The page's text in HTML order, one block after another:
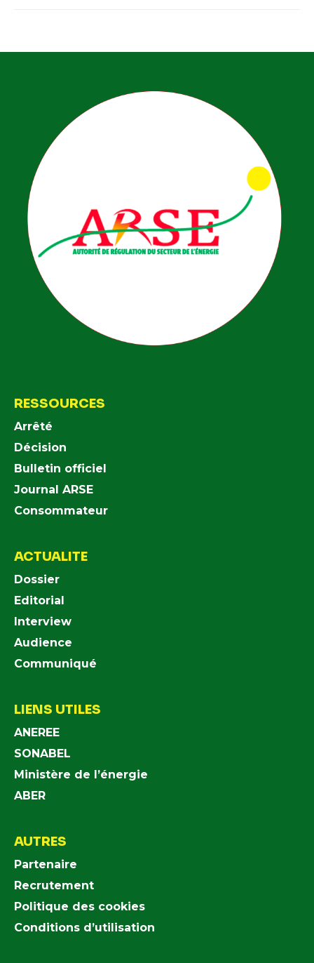
RESSOURCES
Arrêté
Décision
Bulletin officiel
Journal ARSE
Consommateur
ACTUALITE
Dossier
Editorial
Interview
Audience
Communiqué
LIENS UTILES
ANEREE
SONABEL
Ministère de l’énergie
ABER
AUTRES
Partenaire
Recrutement
Politique des cookies
Conditions d’utilisation